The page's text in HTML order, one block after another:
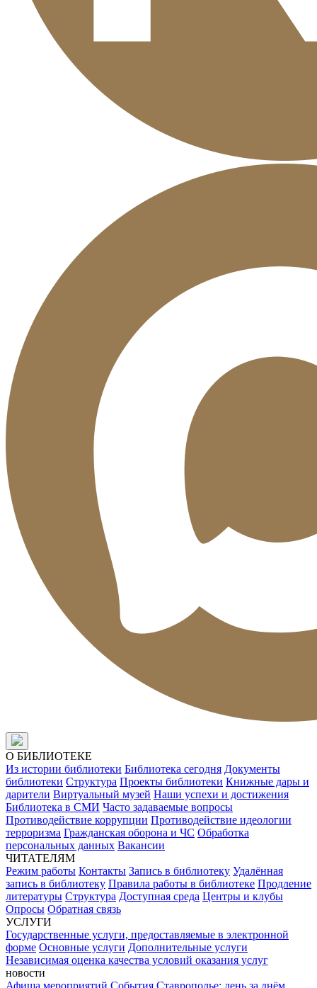
О БИБЛИОТЕКЕ
Из истории библиотеки Библиотека сегодня Документы
библиотеки Структура Проекты библиотеки Книжные дары и
дарители Виртуальный музей Наши успехи и достижения
Библиотека в СМИ Часто задаваемые вопросы
Противодействие коррупции Противодействие идеологии
терроризма Гражданская оборона и ЧС Обработка
персональных данных Вакансии
ЧИТАТЕЛЯМ
Режим работы Контакты Запись в библиотеку Удалённая
запись в библиотеку Правила работы в библиотеке Продление
литературы Структура Доступная среда Центры и клубы
Опросы Обратная связь
УСЛУГИ
Государственные услуги, предоставляемые в электронной
форме Основные услуги Дополнительные услуги
Независимая оценка качества условий оказания услуг
новости
Афиша мероприятий События Ставрополье: день за днём